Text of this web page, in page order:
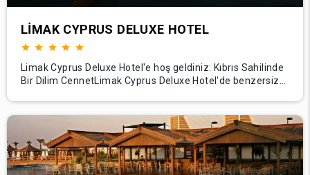
LIMAK CYPRUS DELUXE HOTEL
Limak Cyprus Deluxe Hotel'e hoş geldiniz: Kıbrıs Sahilinde
Bir Dilim CennetLimak Cyprus Deluxe Hotel'de benzersiz
şeridinde yer alan otelimiz, duyularınızı büyülemek ve
beklentilerinizi aşmak için tasarla